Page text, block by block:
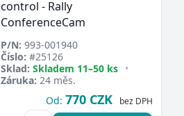
control - Rally
ConferenceCam
P/N: 993-001940
Číslo: #25126
Sklad: Skladem 11–50 ks •
Záruka: 24 měs.
Od: 770 CZK bez DPH